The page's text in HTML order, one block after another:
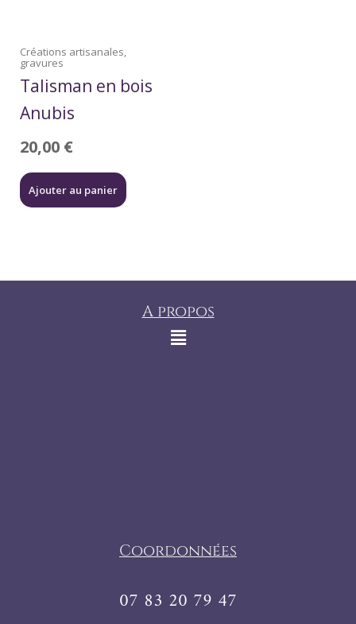
Créations artisanales,
gravures
Talisman en bois
Anubis
20,00 €
Ajouter au panier
A propos
Coordonnées
07 83 20 79 47